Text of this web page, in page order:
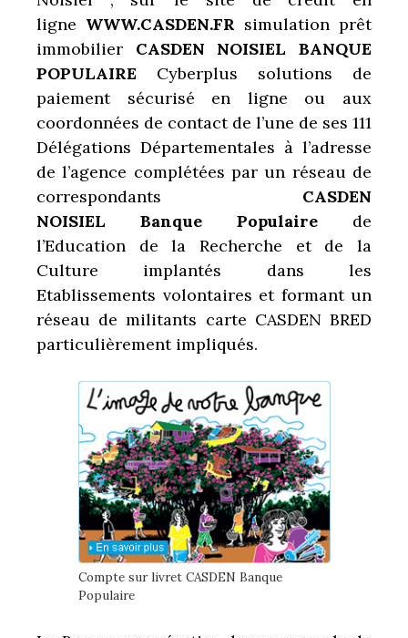
ligne WWW.CASDEN.FR simulation prêt
immobilier CASDEN NOISIEL BANQUE
POPULAIRE Cyberplus solutions de
paiement sécurisé en ligne ou aux
coordonnées de contact de l’une de ses 111
Délégations Départementales à l’adresse
de l’agence complétées par un réseau de
correspondants CASDEN
NOISIEL Banque Populaire de
l’Education de la Recherche et de la
Culture implantés dans les
Etablissements volontaires et formant un
réseau de militants carte CASDEN BRED
particulièrement impliqués.
Compte sur livret CASDEN Banque
Populaire